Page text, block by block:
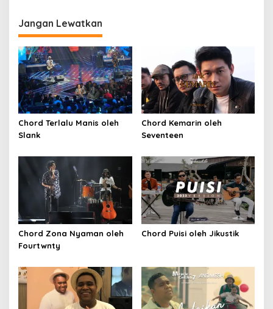
Jangan Lewatkan
Chord Terlalu Manis oleh
Slank
Chord Kemarin oleh
Seventeen
Chord Zona Nyaman oleh
Fourtwnty
Chord Puisi oleh Jikustik